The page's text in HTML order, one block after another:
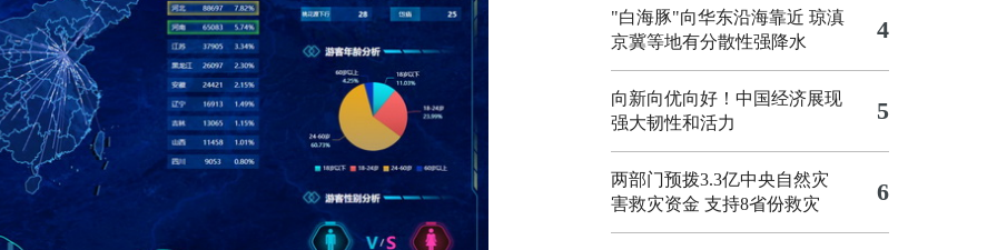
"白海豚"向华东沿海靠近 琼滇
京冀等地有分散性强降水
4
向新向优向好！中国经济展现
强大韧性和活力
5
两部门预拨3.3亿中央自然灾
害救灾资金 支持8省份救灾
6